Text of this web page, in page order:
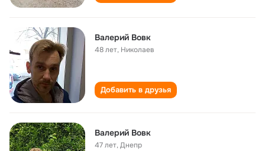
Валерий Вовк
48 лет, Николаев
Добавить в друзья
Валерий Вовк
47 лет,Днепр